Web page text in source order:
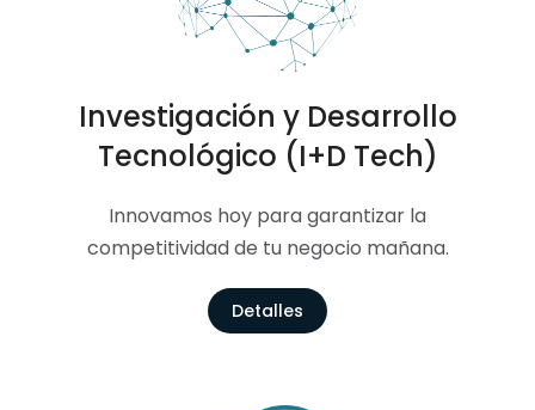
Investigación y Desarrollo
Tecnológico (I+D Tech)
Innovamos hoy para garantizar la
competitividad de tu negocio mañana.
Detalles